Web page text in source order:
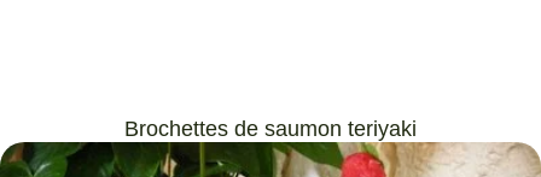
Brochettes de saumon teriyaki